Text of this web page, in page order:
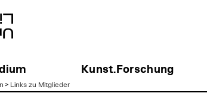
Kunst.Forschung
> Links zu Mitglieder